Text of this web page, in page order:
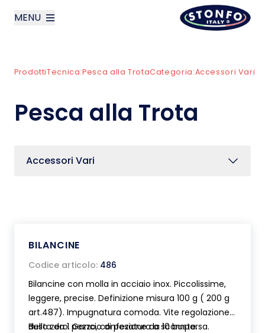
MENU
Prodotti
ProdottiTecnica:Pesca alla TrotaCategoria:Accessori Vari
Pesca alla Trota
Accessori Vari
BILANCINE
Codice articolo: 486
Bilancine con molla in acciaio inox. Piccolissime,
leggere, precise. Definizione misura 100 g ( 200 g
art.487). Impugnatura comoda. Vite regolazione
dello zero. Gancio di pesatura a scomparsa.
Busta da 1 pezzo, confezione da 10 buste.